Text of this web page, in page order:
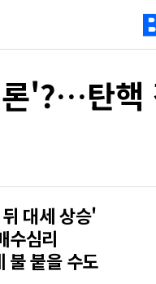
'?…탄핵
대세 상승'
수심리
불 붙을 수도